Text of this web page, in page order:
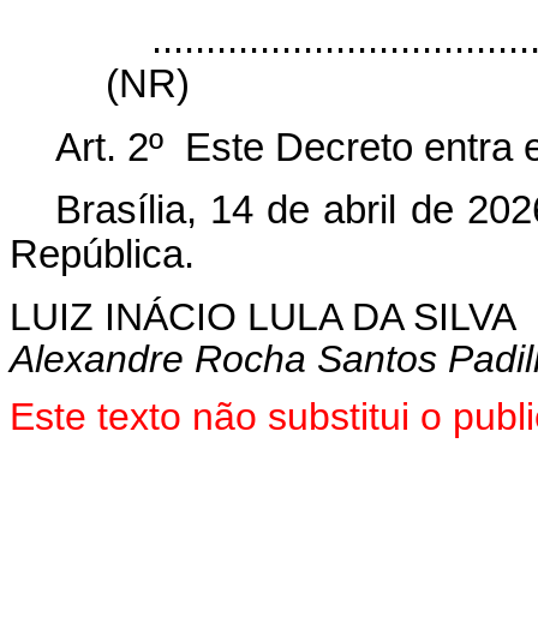
(NR)
Art. 2º Este Decreto entra
Brasília, 14 de abril de
República.
LUIZ INÁCIO LULA DA SILVA
Alexandre Rocha Santos
Este texto não substitui o